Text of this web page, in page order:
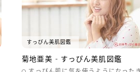
すっぴん美肌図鑑
菊地亜美 - すっぴん美肌図鑑